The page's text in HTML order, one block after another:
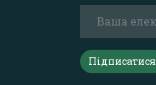
Підписатися